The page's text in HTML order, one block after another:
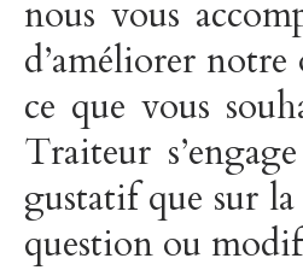
nous vous
d’améliorer notre
ce que vous
Traiteur
gustatif que sur
question ou